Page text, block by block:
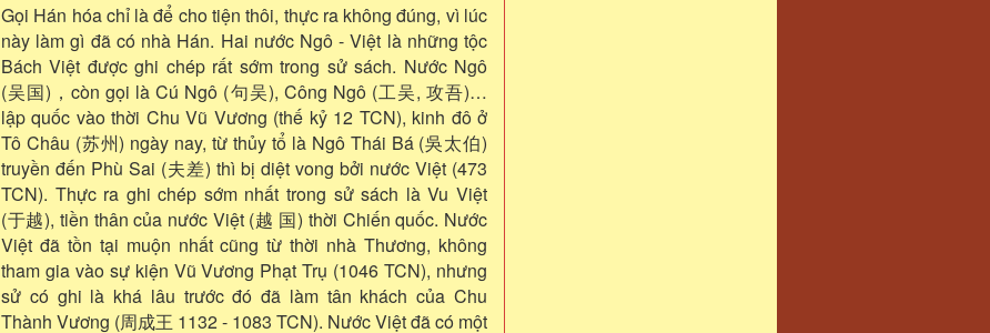
Gọi Hán hóa chỉ là để cho tiện thôi, thực ra không đúng, vì lúc
này làm gì đã có nhà Hán. Hai nước Ngô - Việt là những tộc
Bách Việt được ghi chép rất sớm trong sử sách. Nước Ngô
(吴国)，còn gọi là Cú Ngô (句吴), Công Ngô (工吴, 攻吾)…
lập quốc vào thời Chu Vũ Vương (thế kỷ 12 TCN), kinh đô ở
Tô Châu (苏州) ngày nay, từ thủy tổ là Ngô Thái Bá (吳太伯)
truyền đến Phù Sai (夫差) thì bị diệt vong bởi nước Việt (473
TCN). Thực ra ghi chép sớm nhất trong sử sách là Vu Việt
(于越), tiền thân của nước Việt (越 国) thời Chiến quốc. Nước
Việt đã tồn tại muộn nhất cũng từ thời nhà Thương, không
tham gia vào sự kiện Vũ Vương Phạt Trụ (1046 TCN), nhưng
sử có ghi là khá lâu trước đó đã làm tân khách của Chu
Thành Vương (周成王 1132 - 1083 TCN). Nước Việt đã có một